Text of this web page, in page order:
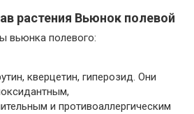
растения Вьюнок полевой
вьюнка полевого:
кверцетин, гиперозид. Они
и противоаллергическим